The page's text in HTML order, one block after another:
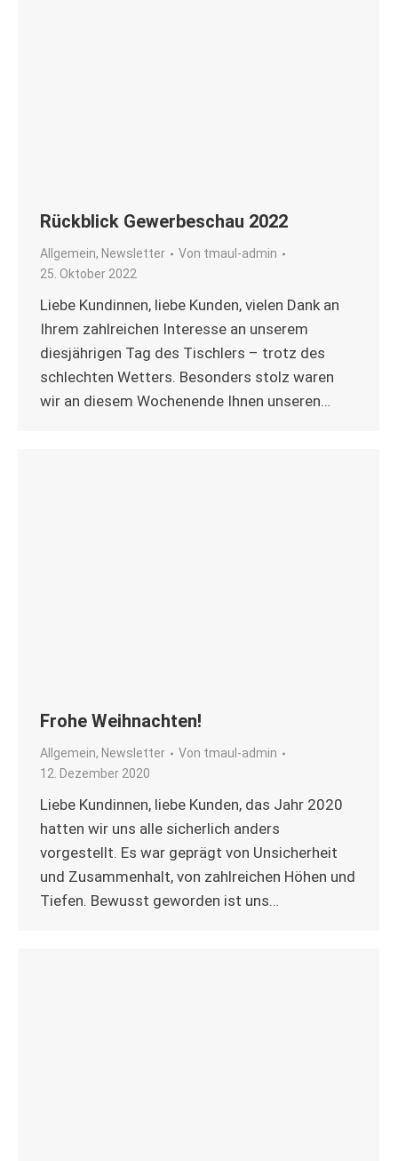
Rückblick Gewerbeschau 2022
Allgemein, Newsletter Von tmaul-admin
25. Oktober 2022
Liebe Kundinnen, liebe Kunden, vielen Dank an
Ihrem zahlreichen Interesse an unserem
diesjährigen Tag des Tischlers – trotz des
schlechten Wetters. Besonders stolz waren
wir an diesem Wochenende Ihnen unseren…
Frohe Weihnachten!
Allgemein, Newsletter Von tmaul-admin
12. Dezember 2020
Liebe Kundinnen, liebe Kunden, das Jahr 2020
hatten wir uns alle sicherlich anders
vorgestellt. Es war geprägt von Unsicherheit
und Zusammenhalt, von zahlreichen Höhen und
Tiefen. Bewusst geworden ist uns…